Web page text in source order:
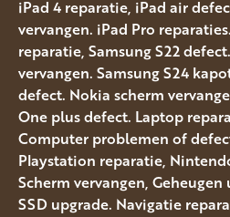
iPad 4 reparatie, iPad air
vervangen. iPad Pro
reparatie, Samsung S22
vervangen. Samsung S24
defect. Nokia scherm
One plus defect. Laptop
Computer problemen of
Playstation reparatie,
Scherm vervangen,
SSD upgrade. Navigatie